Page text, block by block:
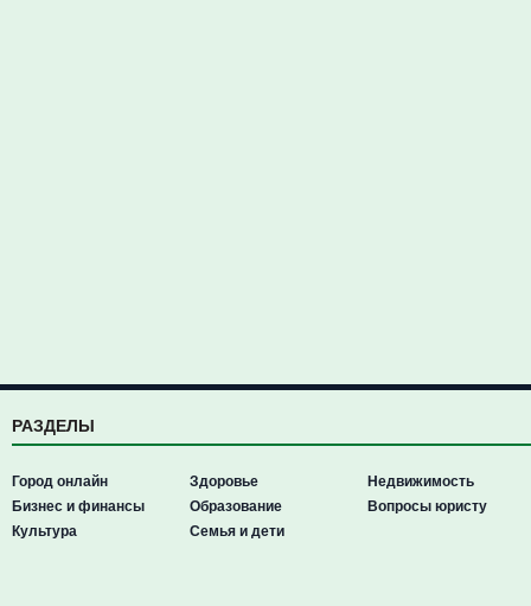
РАЗДЕЛЫ
Город онлайн
Бизнес и финансы
Культура
Здоровье
Образование
Семья и дети
Недвижимость
Вопросы юристу